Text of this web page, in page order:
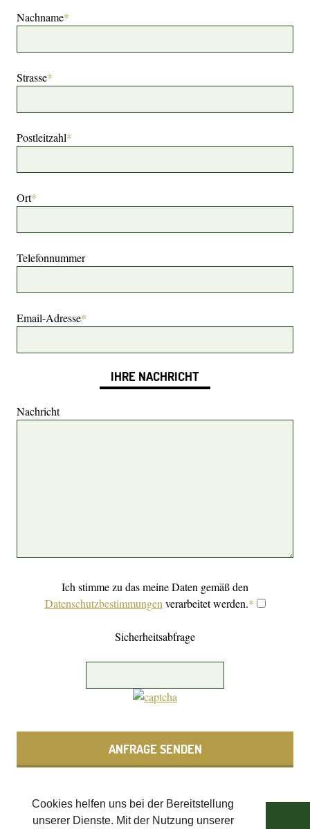
Cookies helfen uns bei der Bereitstellung
unserer Dienste. Mit der Nutzung unserer
Nachname*
Strasse*
Postleitzahl*
Ort*
Telefonnummer
Email-Adresse*
IHRE NACHRICHT
Nachricht
Ich stimme zu das meine Daten gemäß den
Datenschutzbestimmungen verarbeitet werden.*
Sicherheitsabfrage
ANFRAGE SENDEN
SCHLOSS ASCHACH